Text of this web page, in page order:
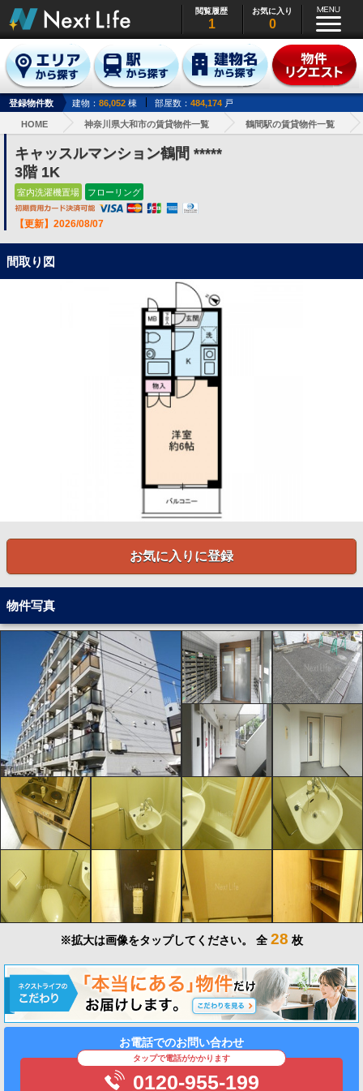
閲覧履歴
1
お気に入り
0
登録物件数 建物： 86,052 棟 部屋数： 484,174 戸
HOME 神奈川県大和市の賃貸物件一覧 鶴間駅の賃貸物件一覧
キャッスルマンション鶴間 *****
3階 1K
室内洗濯機置場 フローリング
【更新】2026/08/07
間取り図
お気に入りに登録
物件写真
※拡大は画像をタップしてください。 全 28 枚
お電話でのお問い合わせ
タップで電話がかかります
0120-955-199